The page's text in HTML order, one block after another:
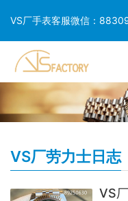
VS厂劳力士日志
VS
VS厂手表客服微信：